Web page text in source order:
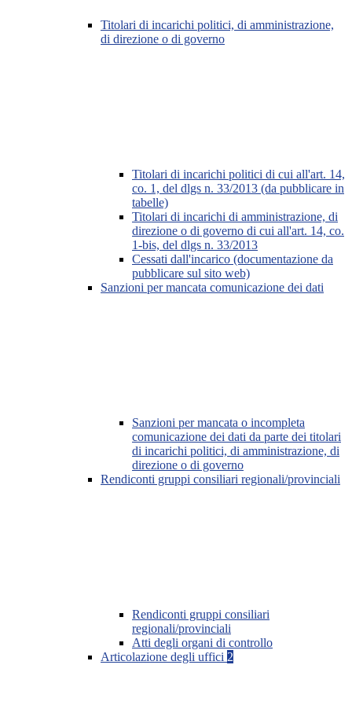
Titolari di incarichi politici, di amministrazione,
di direzione o di governo
Titolari di incarichi politici di cui all'art. 14,
co. 1, del dlgs n. 33/2013 (da pubblicare in
tabelle)
Titolari di incarichi di amministrazione, di
direzione o di governo di cui all'art. 14, co.
1-bis, del dlgs n. 33/2013
Cessati dall'incarico (documentazione da
pubblicare sul sito web)
Sanzioni per mancata comunicazione dei dati
Sanzioni per mancata o incompleta
comunicazione dei dati da parte dei titolari
di incarichi politici, di amministrazione, di
direzione o di governo
Rendiconti gruppi consiliari regionali/provinciali
Rendiconti gruppi consiliari
regionali/provinciali
Atti degli organi di controllo
Articolazione degli uffici 2